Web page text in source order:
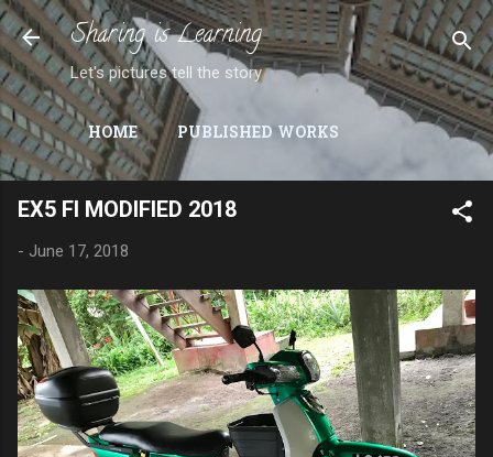
Skip to main content
Sharing is Learning
Let's pictures tell the story
HOME PUBLISHED WORKS
EX5 FI MODIFIED 2018
- June 17, 2018